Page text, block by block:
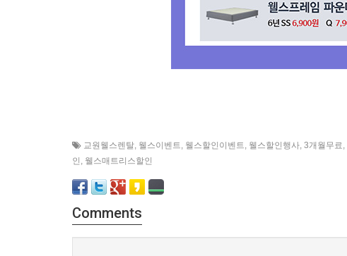
교원웰스렌탈, 웰스이벤트, 웰스할인이벤트, 웰스할인행사, 3개월무료,
인 , 웰스매트리스할인
Comments